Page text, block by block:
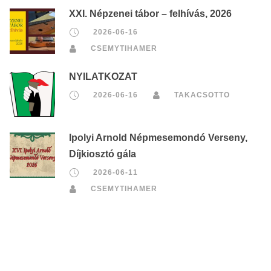
XXI. Népzenei tábor – felhívás, 2026
2026-06-16
CSEMYTIHAMER
NYILATKOZAT
2026-06-16 TAKACSOTTO
Ipolyi Arnold Népmesemondó Verseny,
Díjkiosztó gála
2026-06-11
CSEMYTIHAMER